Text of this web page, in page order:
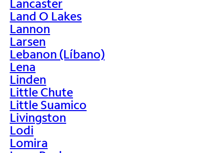
Lancaster
Land O Lakes
Lannon
Larsen
Lebanon (Líbano)
Lena
Linden
Little Chute
Little Suamico
Livingston
Lodi
Lomira